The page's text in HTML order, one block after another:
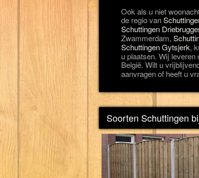
Ook als u niet
de regio van
Schuttingen
Zwammerdam,
Schuttingen Gytsjerk,
u plaatsen. Wij
België. Wilt u
aanvragen of heeft u
Soorten Schuttingen